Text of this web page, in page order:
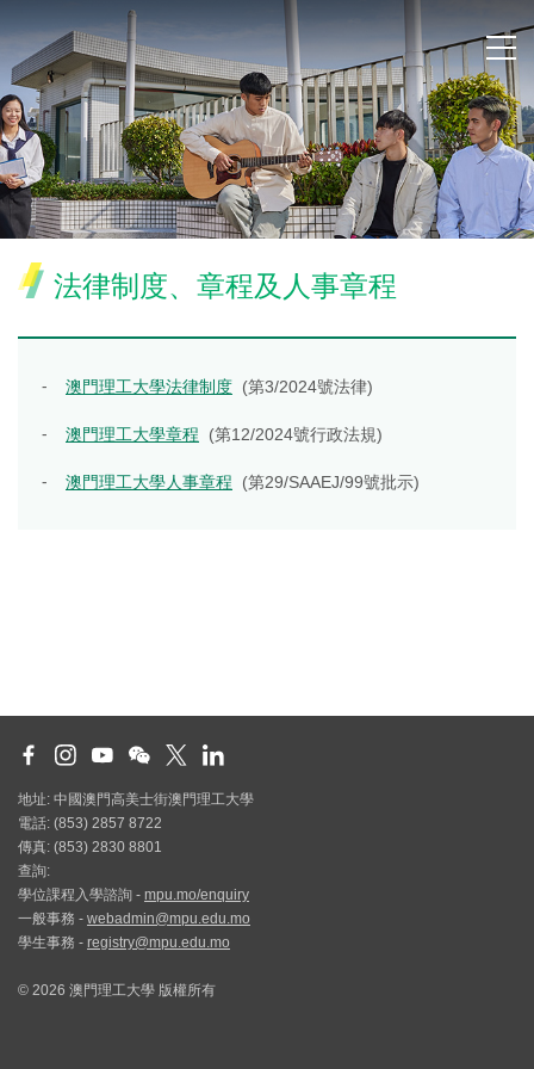
法律制度、章程及人事章程
⁃ 澳門理工大學法律制度 (第3/2024號法律)
⁃ 澳門理工大學章程 (第12/2024號行政法規)
⁃ 澳門理工大學人事章程 (第29/SAAEJ/99號批示)
地址: 中國澳門高美士街澳門理工大學
電話: (853) 2857 8722
傳真: (853) 2830 8801
查詢:
學位課程入學諮詢 - mpu.mo/enquiry
一般事務 - webadmin@mpu.edu.mo
學生事務 - registry@mpu.edu.mo
© 2026 澳門理工大學 版權所有